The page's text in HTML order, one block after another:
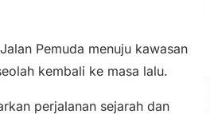
Pemuda menuju kawasan
kembali ke masa lalu.
perjalanan sejarah dan